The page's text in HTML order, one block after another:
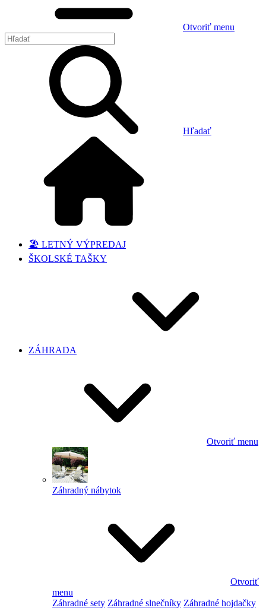
Otvoriť menu
Hľadať
🏖️ LETNÝ VÝPREDAJ
ŠKOLSKÉ TAŠKY
ZÁHRADA
Otvoriť menu
Záhradný nábytok
Otvoriť
menu
Záhradné sety Záhradné slnečníky Záhradné hojdačky